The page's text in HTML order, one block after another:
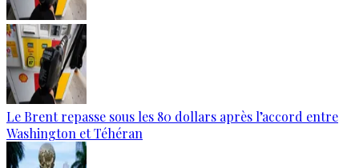
Le Brent repasse sous les 80 dollars après l’accord entre
Washington et Téhéran